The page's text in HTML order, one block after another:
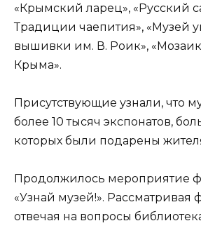
«Крымский ларец», «Русский
Традиции чаепития», «Музей
вышивки им. В. Роик»,
Крыма».
Присутствующие узнали, что
более 10 тысяч экспонатов,
которых были подарены
Продолжилось мероприятие
«Узнай музей!». Рассматривая
отвечая на вопросы